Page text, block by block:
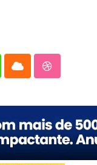
Cloud StumbleUpon